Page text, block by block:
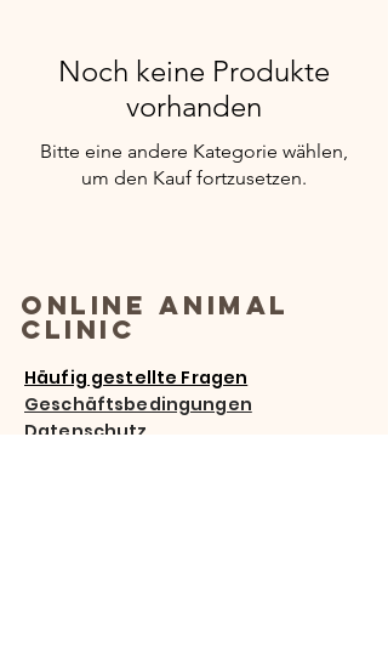
Noch keine Produkte
vorhanden
Bitte eine andere Kategorie wählen,
um den Kauf fortzusetzen.
Online Animal
Clinic
Häufig gestellte Fragen
Geschäftsbedingungen
Datenschutz